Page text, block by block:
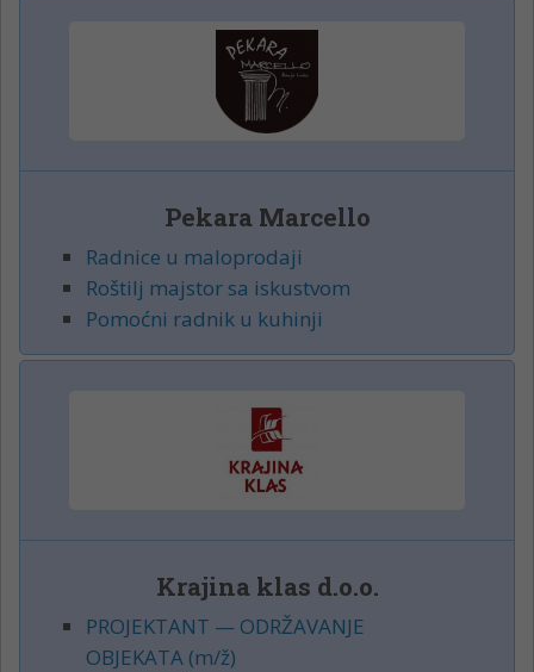
Pekara Marcello
Radnice u maloprodaji
Roštilj majstor sa iskustvom
Pomoćni radnik u kuhinji
Krajina klas d.o.o.
PROJEKTANT — ODRŽAVANJE
OBJEKATA (m/ž)